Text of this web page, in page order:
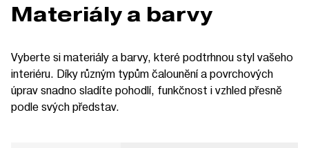
Materiály a barvy
Vyberte si materiály a barvy, které podtrhnou styl vašeho
interiéru. Díky různým typům čalounění a povrchových
úprav snadno sladíte pohodlí, funkčnost i vzhled přesně
podle svých představ.